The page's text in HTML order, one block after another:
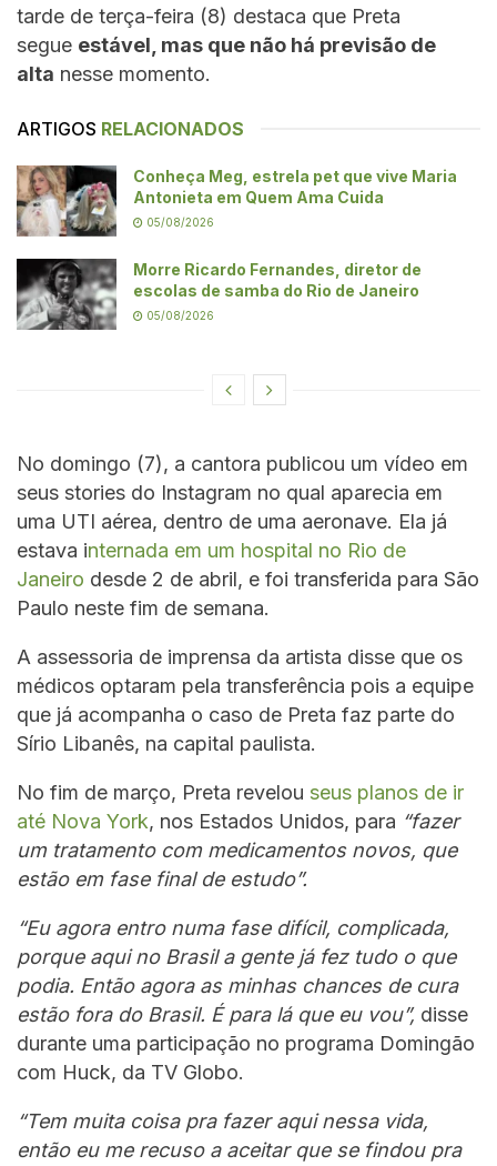
tarde de terça-feira (8) destaca que Preta
segue estável, mas que não há previsão de
alta nesse momento.
ARTIGOS RELACIONADOS
Conheça Meg, estrela pet que vive Maria
Antonieta em Quem Ama Cuida
05/08/2026
Morre Ricardo Fernandes, diretor de
escolas de samba do Rio de Janeiro
05/08/2026
No domingo (7), a cantora publicou um vídeo em
seus stories do Instagram no qual aparecia em
uma UTI aérea, dentro de uma aeronave. Ela já
estava internada em um hospital no Rio de
Janeiro desde 2 de abril, e foi transferida para São
Paulo neste fim de semana.
A assessoria de imprensa da artista disse que os
médicos optaram pela transferência pois a equipe
que já acompanha o caso de Preta faz parte do
Sírio Libanês, na capital paulista.
No fim de março, Preta revelou seus planos de ir
até Nova York, nos Estados Unidos, para “fazer
um tratamento com medicamentos novos, que
estão em fase final de estudo”.
“Eu agora entro numa fase difícil, complicada,
porque aqui no Brasil a gente já fez tudo o que
podia. Então agora as minhas chances de cura
estão fora do Brasil. É para lá que eu vou”, disse
durante uma participação no programa Domingão
com Huck, da TV Globo.
“Tem muita coisa pra fazer aqui nessa vida,
então eu me recuso a aceitar que se findou pra